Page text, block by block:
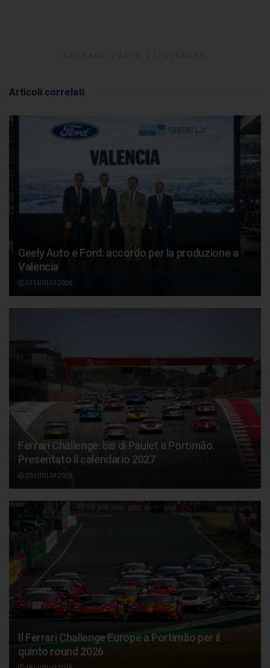
Articoli correlati
Geely Auto e Ford: accordo per la produzione a
Valencia
23 LUGLIO 2026
Ferrari Challenge: bis di Paulet a Portimão.
Presentato il calendario 2027
20 LUGLIO 2026
Il Ferrari Challenge Europe a Portimão per il
quinto round 2026